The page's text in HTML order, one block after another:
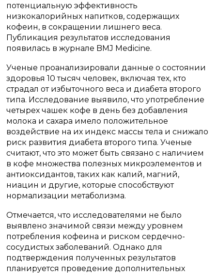
потенциальную эффективность
низкокалорийных напитков, содержащих
кофеин, в сокращении лишнего веса.
Публикация результатов исследования
появилась в журнале BMJ Medicine.
Ученые проанализировали данные о состоянии
здоровья 10 тысяч человек, включая тех, кто
страдал от избыточного веса и диабета второго
типа. Исследование выявило, что употребление
четырех чашек кофе в день без добавления
молока и сахара имело положительное
воздействие на их индекс массы тела и снижало
риск развития диабета второго типа. Ученые
считают, что это может быть связано с наличием
в кофе множества полезных микроэлементов и
антиоксидантов, таких как калий, магний,
ниацин и другие, которые способствуют
нормализации метаболизма.
Отмечается, что исследователями не было
выявлено значимой связи между уровнем
потребления кофеина и риском сердечно-
сосудистых заболеваний. Однако для
подтверждения полученных результатов
планируется проведение дополнительных